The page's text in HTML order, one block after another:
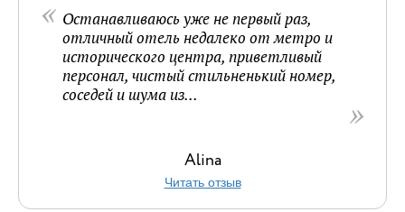
Останавливаюсь уже не первый раз,
отличный отель недалеко от метро и
исторического центра, приветливый
персонал, чистый стильненький номер,
соседей и шума из...
Alina
Читать отзыв